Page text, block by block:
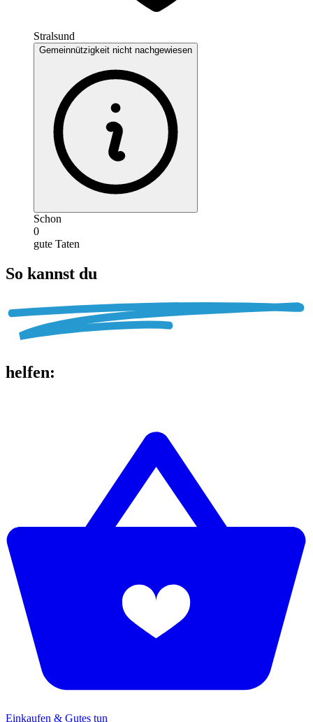
Stralsund
Gemeinnützigkeit nicht nachgewiesen
Schon
0
gute Taten
So kannst du
helfen:
Einkaufen & Gutes tun